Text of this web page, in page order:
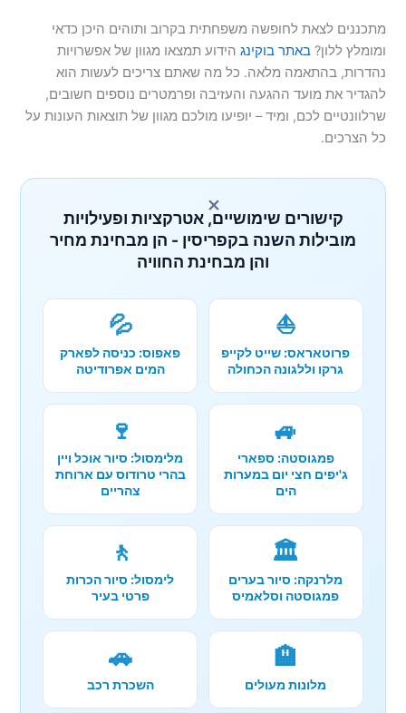
מתכננים לצאת לחופשה משפחתית בקרוב ותוהים היכן כדאי
ומומלץ ללון?באתר בוקינג הידוע תמצאו מגוון של אפשרויות
נהדרות, בהתאמה מלאה. כל מה שאתם צריכים לעשות הוא
להגדיר את מועד ההגעה והעזיבה ופרמטרים נוספים חשובים,
שרלוונטיים לכם, ומיד – יופיעו מולכם מגוון של תוצאות העונות על
כל הצרכים.
×
קישורים שימושיים, אטרקציות ופעילויות
מובילות השנה בקפריסין - הן מבחינת מחיר
והן מבחינת החוויה
⛵
פרוטאראס: שייט לקייפ
גרקו וללגונה הכחולה
💦
פאפוס: כניסה לפארק
המים אפרודיטה
🚙
פמגוסטה: ספארי
ג'יפים חצי יום במערות
הים
🍷
מלימסול: סיור אוכל ויין
בהרי טרודוס עם ארוחת
צהריים
🏛️
מלרנקה: סיור בערים
פמגוסטה וסלאמיס
🚶
לימסול: סיור הכרות
פרטי בעיר
🏨
מלונות מעולים
🚗
השכרת רכב